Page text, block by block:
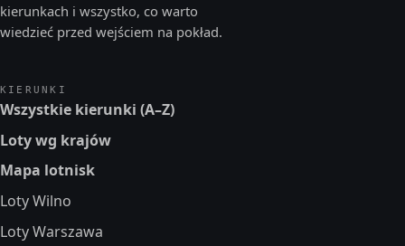
kierunkach i wszystko, co warto
wiedzieć przed wejściem na pokład.
KIERUNKI
Wszystkie kierunki (A–Z)
Loty wg krajów
Mapa lotnisk
Loty Wilno
Loty Warszawa